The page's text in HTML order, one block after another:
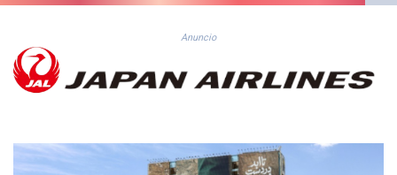
AWG 2.079272
BAM 1.954392
BBD 2.322816
BIF 3446.886847
BMD 1.153549
Anuncio